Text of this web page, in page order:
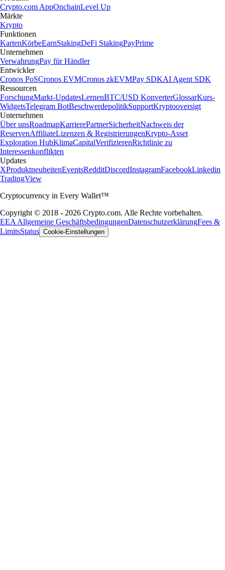
Crypto.com AppOnchainLevel Up
Märkte
Krypto
Funktionen
KartenKörbeEarnStakingDeFi StakingPayPrime
Unternehmen
VerwahrungPay für Händler
Entwickler
Cronos PoSCronos EVMCronos zkEVMPay SDKAI Agent SDK
Ressourcen
ForschungMarkt-UpdatesLernenBTC/USD KonverterGlossarKurs-
WidgetsTelegram BotBeschwerdepolitikSupportKryptooversigt
Unternehmen
Über unsRoadmapKarrierePartnerSicherheitNachweis der
ReservenAffiliateLizenzen & RegistrierungenKrypto-Asset
Exploration HubKlimaCapitalVerifizierenRichtlinie zu
Interessenkonflikten
Updates
XProduktneuheitenEventsRedditDiscordInstagramFacebookLinkedin
TradingView
Cryptocurrency in Every Wallet™
Copyright © 2018 - 2026 Crypto.com. Alle Rechte vorbehalten.
EEA Allgemeine GeschäftsbedingungenDatenschutzerklärungFees &
LimitsStatus Cookie-Einstellungen